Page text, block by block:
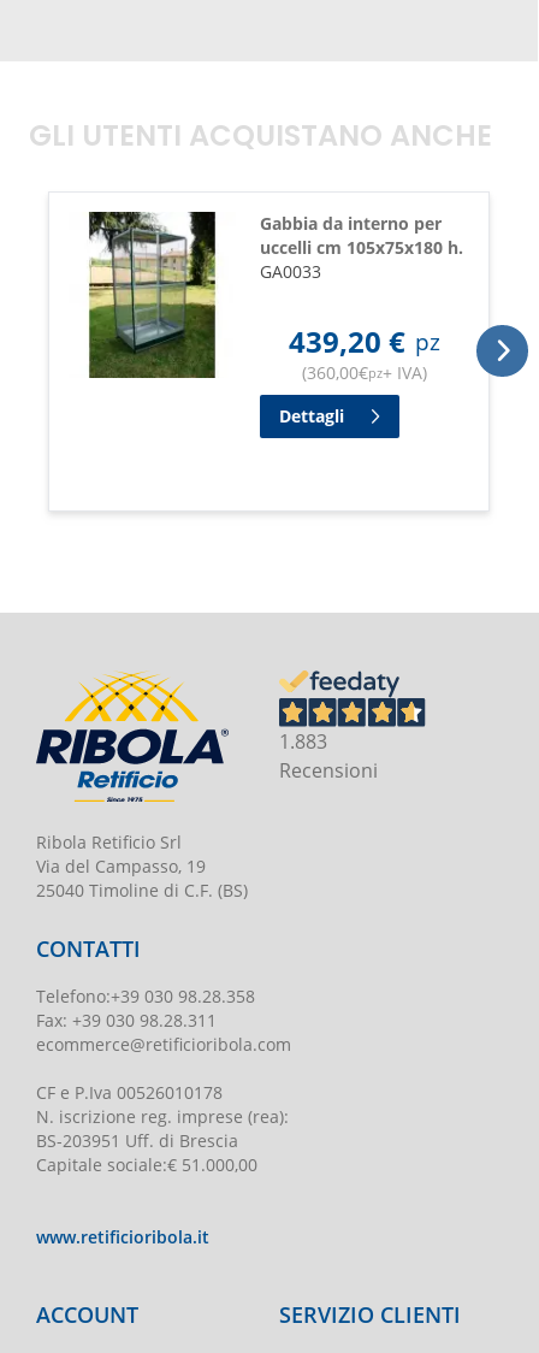
GLI UTENTI ACQUISTANO ANCHE
Gabbia da interno per
uccelli cm 105x75x180 h.
GA0033
439,20 € pz
(360,00€pz+ IVA)
Dettagli
Ribola Retificio Srl
Via del Campasso, 19
25040 Timoline di C.F. (BS)
1.883
Recensioni
CONTATTI
Telefono:+39 030 98.28.358
Fax: +39 030 98.28.311
ecommerce@retificioribola.com
CF e P.Iva 00526010178
N. iscrizione reg. imprese (rea):
BS-203951 Uff. di Brescia
Capitale sociale:€ 51.000,00
www.retificioribola.it
ACCOUNT SERVIZIO CLIENTI